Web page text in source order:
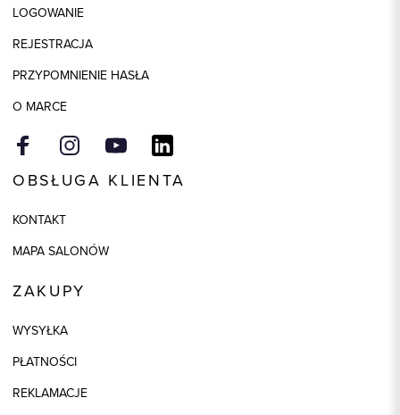
Kolor
LOGOWANIE
REJESTRACJA
PRZYPOMNIENIE HASŁA
O MARCE
OBSŁUGA KLIENTA
KONTAKT
MAPA SALONÓW
ZAKUPY
WYSYŁKA
PŁATNOŚCI
REKLAMACJE